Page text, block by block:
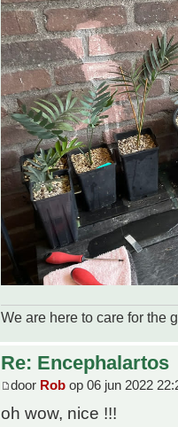
We are here to care for the
Re: Encephalartos
door Rob op 06 jun 2022
oh wow, nice !!!